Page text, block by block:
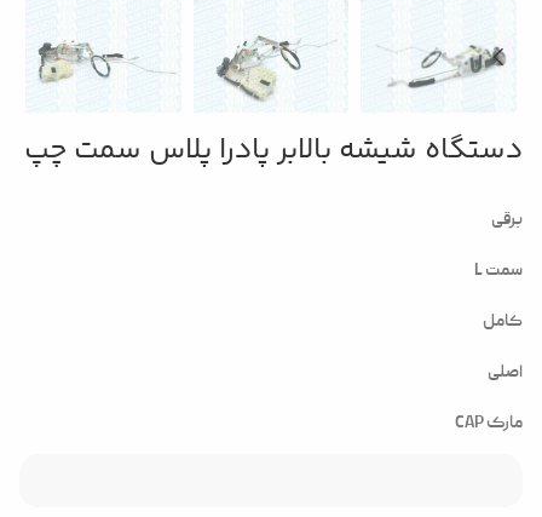
دستگاه شیشه بالابر پادرا پلاس سمت چپ
برقی
سمت L
کامل
اصلی
مارک CAP